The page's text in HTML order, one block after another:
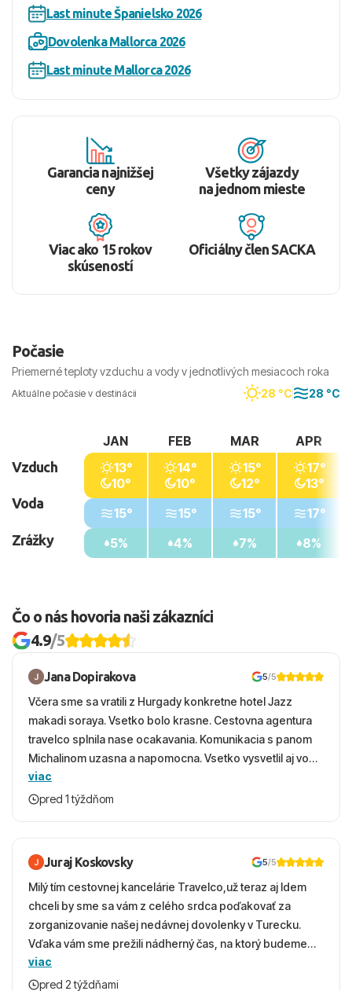
Last minute Španielsko 2026
Dovolenka Mallorca 2026
Last minute Mallorca 2026
Garancia najnižšej
ceny
Všetky zájazdy
na jednom mieste
Viac ako 15 rokov
skúseností
Oficiálny člen SACKA
Počasie
Priemerné teploty vzduchu a vody v jednotlivých mesiacoch roka
Aktuálne počasie v destinácii 28 °C 28 °C
Vzduch
Voda
Zrážky
JAN
13°
10°
15°
5%
FEB
14°
10°
15°
4%
MAR
15°
12°
15°
7%
APR
17°
13°
17°
8%
Čo o nás hovoria naši zákazníci
4.9/5
Jana Dopirakova 5/5
Včera sme sa vratili z Hurgady konkretne hotel Jazz
makadi soraya. Vsetko bolo krasne. Cestovna agentura
travelco splnila nase ocakavania. Komunikacia s panom
Michalinom uzasna a napomocna. Vsetko vysvetlil aj vo
vecernych hodinach zaco sa ospravedlnujem. Hotel
krasny, cisty. Sluzby top. Strava, prostredie, more,
viac
pred 1 týždňom
Juraj Koskovsky 5/5
Milý tím cestovnej kancelárie Travelco,už teraz aj Idem
chceli by sme sa vám z celého srdca poďakovať za
zorganizovanie našej nedávnej dovolenky v Turecku.
Vďaka vám sme prežili nádherný čas, na ktorý budeme
ešte dlho s úsmevom spomínať. ​Všetko prebehlo
absolútne hladko – od prvotného výberu zájazdu, cez
viac
pred 2 týždňami